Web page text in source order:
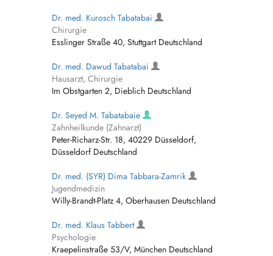
Dr. med. Kurosch Tabatabai
Chirurgie
Esslinger Straße 40, Stuttgart Deutschland
Dr. med. Dawud Tabatabai
Hausarzt, Chirurgie
Im Obstgarten 2, Dieblich Deutschland
Dr. Seyed M. Tabatabaie
Zahnheilkunde (Zahnarzt)
Peter-Richarz-Str. 18, 40229 Düsseldorf,
Düsseldorf Deutschland
Dr. med. (SYR) Dima Tabbara-Zamrik
Jugendmedizin
Willy-Brandt-Platz 4, Oberhausen Deutschland
Dr. med. Klaus Tabbert
Psychologie
Kraepelinstraße 53/V, München Deutschland